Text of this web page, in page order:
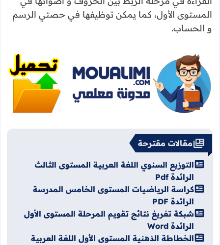
المستوى الأول، كما يمكن توظيفها في حصتي الرسم
و الحساب.
مقالات مقترحة
التوزيع السنوي اللغة العربية المستوى الثالث
الرائدة Pdf
كراسة الرياضيات المستوى الخامس المدرسة
الرائدة PDF
شبكة تفريغ نتائج تقويم المرحلة المستوى الأول
الرائدة Word
الخطاطة الذهنية المستوى الأول اللغة العربية